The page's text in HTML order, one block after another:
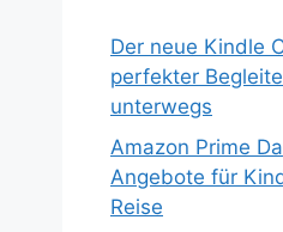
Der neue Kindle
perfekter
unterwegs
Amazon Prime
Angebote für
Reise